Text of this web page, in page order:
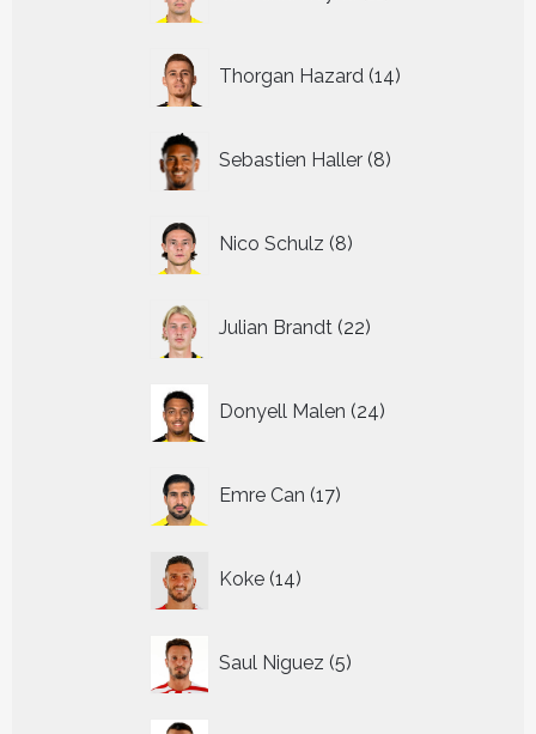
producten
Thorgan Hazard 14
producten
Sebastien Haller 8
producten
Nico Schulz 8
producten
Julian Brandt 22
producten
Donyell Malen 24
producten
Emre Can 17
producten
Koke 14
producten
Saul Niguez 5
producten